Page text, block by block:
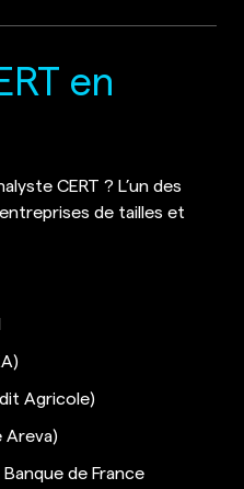
en
CERT ? L’un des
de tailles et
Agricole)
Areva)
Banque de France